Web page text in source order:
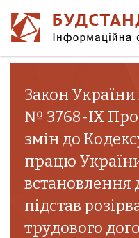
Закон України
№ 3768-IX Про
змін до
працю
встановлення
підстав
трудового